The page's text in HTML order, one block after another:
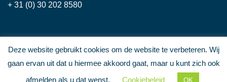
+ 31 (0) 30 202 8580
©2026Kennisplatform Faillissementsfraude |
Webdesign:Cornelissen.Marketing
Deze website gebruikt cookies om de website te verbeteren. Wij
gaan ervan uit dat u hiermee akkoord gaat, maar u kunt zich ook
afmelden als u dat wenst.
Cookiebeleid OK